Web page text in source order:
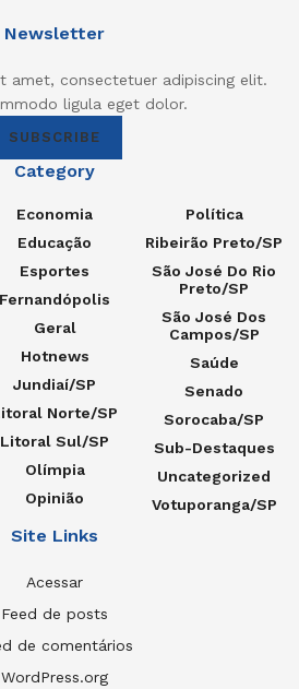
Newsletter
amet, consectetuer adipiscing elit.
ligula eget dolor.
SUBSCRIBE
Category
Economia
Educação
Esportes
Fernandópolis
Geral
Hotnews
Jundiaí/SP
Norte/SP
Litoral Sul/SP
Olímpia
Opinião
Política
Ribeirão Preto/SP
São José Do Rio
Preto/SP
São José Dos
Campos/SP
Saúde
Senado
Sorocaba/SP
Sub-Destaques
Uncategorized
Votuporanga/SP
Site Links
Acessar
Feed de posts
de comentários
WordPress.org